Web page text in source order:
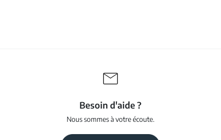
Besoin d'aide ?
Nous sommes à votre écoute.